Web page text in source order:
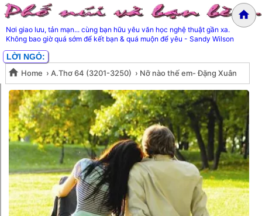
Nơi giao lưu, tản mạn... cùng bạn hữu yêu văn học nghệ thuật gần xa.
Không bao giờ quá sớm để kết bạn & quá muộn để yêu - Sandy Wilson
LỜI NGỎ:
Home › A.Thơ 64 (3201-3250) › Nỡ nào thế em- Đặng Xuân
Xuyến
Nỡ nào thế em- Đặng Xuân
Xuyến